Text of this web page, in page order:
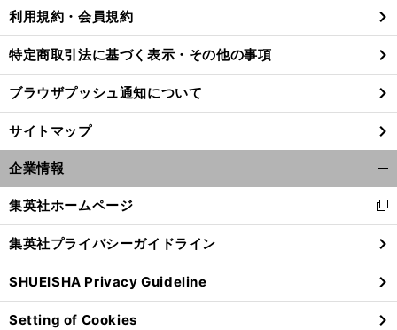
へ
利用規約・会員規約
特定商取引法に基づく表示・その他の事項
ブラウザプッシュ通知について
サイトマップ
企業情報
閉
る
集英社ホームページ
新
し
い
ウ
ィ
ン
ド
集英社プライバシーガイドライン
SHUEISHA Privacy Guideline
Setting of Cookies